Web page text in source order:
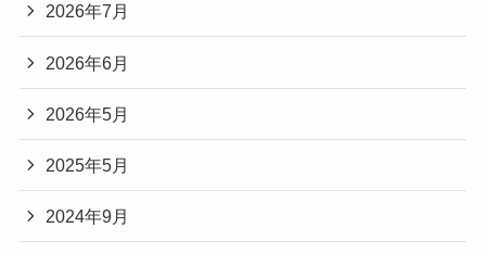
2026年7月
2026年6月
2026年5月
2025年5月
2024年9月